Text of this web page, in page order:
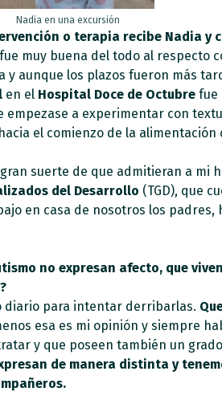
Nadia en una excursión
o terapia recibe Nadia y
muy buena del todo al respecto
aunque los plazos fueron más
en el Hospital Doce de Octubrefue
a experimentar con
el comienzo de la alimentación
suerte de que admitieran a mi
del Desarrollo (TGD), que
en casa de nosotros los
no expresan afecto, que
diario para intentar derribarlas.
esa es mi opinión y siempre
y que poseen también un
de manera distinta y